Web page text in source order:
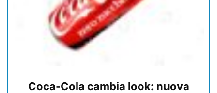
Coca-Cola cambia look: nuova